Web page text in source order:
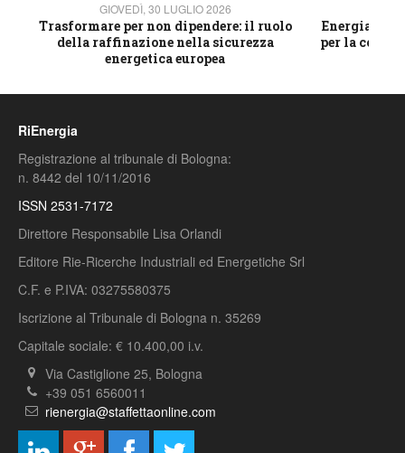
GIOVEDÌ, 30 LUGLIO 2026
Trasformare per non dipendere: il ruolo
della raffinazione nella sicurezza
energetica europea
Energia e
per la
RiEnergia
Registrazione al tribunale di Bologna:
n. 8442 del 10/11/2016
ISSN 2531-7172
Direttore Responsabile Lisa Orlandi
Editore Rie-Ricerche Industriali ed Energetiche Srl
C.F. e P.IVA: 03275580375
Iscrizione al Tribunale di Bologna n. 35269
Capitale sociale: € 10.400,00 i.v.
Via Castiglione 25, Bologna
+39 051 6560011
rienergia@staffettaonline.com